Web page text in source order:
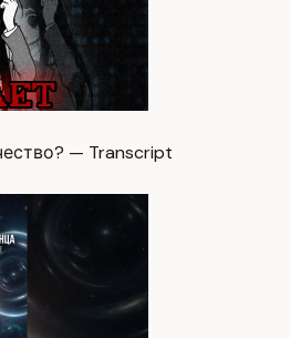
— Transcript